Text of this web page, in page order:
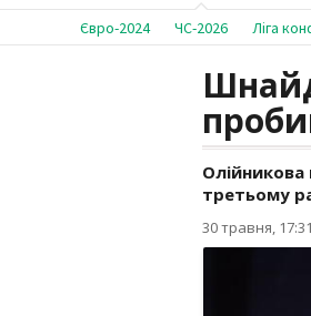
Євро-2024 ЧС-2026 Ліга
третьому
30 травня, 17:31